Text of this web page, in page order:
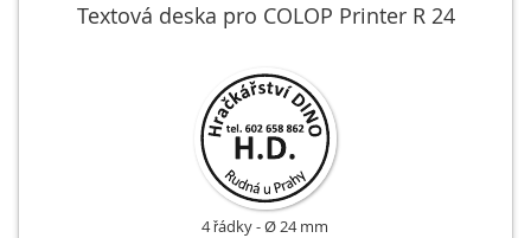
Textová deska pro COLOP Printer R 24
4 řádky Ø 24 mm